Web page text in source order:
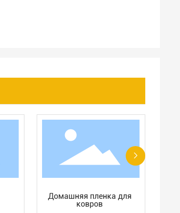
Домашняя пленка для
ковров